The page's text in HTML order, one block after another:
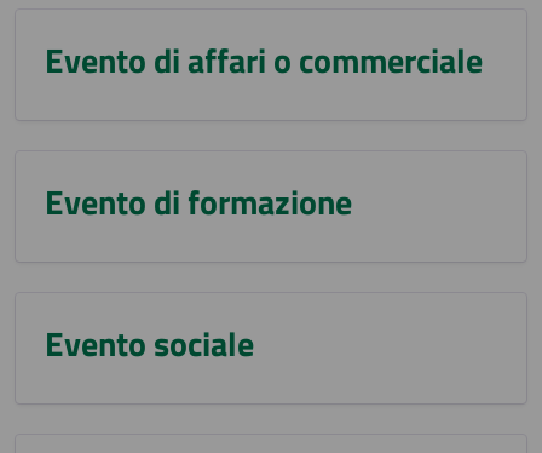
Evento di affari o commerciale
Evento di formazione
Evento sociale